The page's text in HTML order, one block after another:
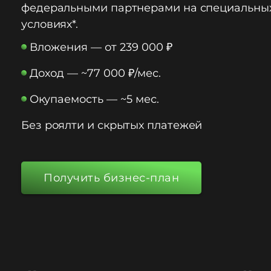
федеральными партнерами на
условиях*.
Вложения — от 239 000 ₽
Доход — ~77 000 ₽/мес.
Окупаемость — ~5 мес.
Без роялти и скрытых платежей
Получить бизнес-план